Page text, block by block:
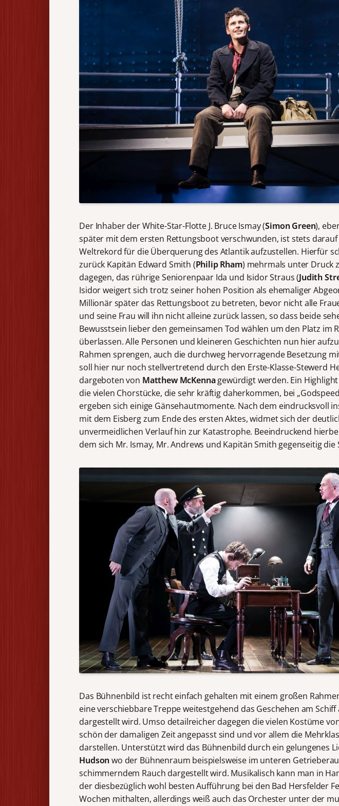
Der Inhaber der White-Star-Flotte J. Bruce Ismay (Simon Green),
später mit dem ersten Rettungsboot verschwunden, ist stets
Weltrekord für die Überquerung des Atlantik aufzustellen. Hierfür
zurück Kapitän Edward Smith (Philip Rham) mehrmals unter Druck
dagegen, das rührige Seniorenpaar Ida und Isidor Straus (Judith
Isidor weigert sich trotz seiner hohen Position als ehemaliger
Millionär später das Rettungsboot zu betreten, bevor nicht alle
und seine Frau will ihn nicht alleine zurück lassen, so dass beide
Bewusstsein lieber den gemeinsamen Tod wählen um den Platz im
überlassen. Alle Personen und kleineren Geschichten nun hier
Rahmen sprengen, auch die durchweg hervorragende Besetzung
soll hier nur noch stellvertretend durch den Erste-Klasse-Stewerd
dargeboten von Matthew McKennagewürdigt werden. Ein
die vielen Chorstücke, die sehr kräftig daherkommen, bei
ergeben sich einige Gänsehautmomente. Nach dem eindrucksvoll
mit dem Eisberg zum Ende des ersten Aktes, widmet sich der
unvermeidlichen Verlauf hin zur Katastrophe. Beeindruckend
dem sich Mr. Ismay, Mr. Andrews und Kapitän Smith gegenseitig die
Das Bühnenbild ist recht einfach gehalten mit einem großen
eine verschiebbare Treppe weitestgehend das Geschehen am
dargestellt wird. Umso detailreicher dagegen die vielen Kostüme
schön der damaligen Zeit angepasst sind und vor allem die
darstellen. Unterstützt wird das Bühnenbild durch ein gelungenes
Hudsonwo der Bühnenraum beispielsweise im unteren
schimmerndem Rauch dargestellt wird. Musikalisch kann man in
der diesbezüglich wohl besten Aufführung bei den Bad Hersfelder
Wochen mithalten, allerdings weiß auch das Orchester unter der